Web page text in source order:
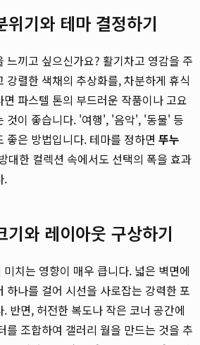
기와 테마 결정하기
느끼고 싶으신가요? 활기차고 영감을 주
강렬한 색채의 추상화를, 차분하게 휴식
파스텔 톤의 부드러운 작품이나 고요
것이 좋습니다. '여행', '음악', '동물' 등
좋은 방법입니다. 테마를 정하면 뚜누
대한 컬렉션 속에서도 선택의 폭을 효과
.
와 레이아웃 구상하기
치는 영향이 매우 큽니다. 넓은 벽면에
하나를 걸어 시선을 사로잡는 강력한 포
반면, 허전한 복도나 작은 코너 공간에
를 조합하여 갤러리 월을 만드는 것을 추